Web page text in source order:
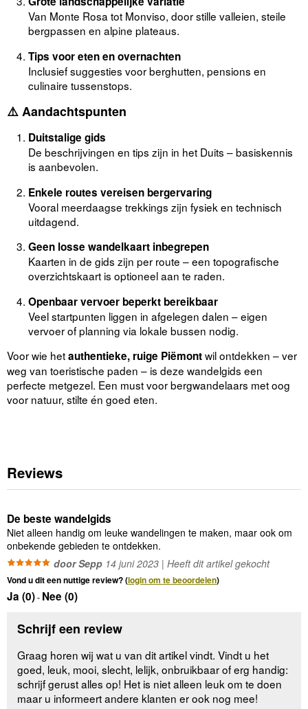
Van Monte Rosa tot Monviso, door stille valleien, steile
bergpassen en alpine plateaus.
Tips voor eten en overnachten
Inclusief suggesties voor berghutten, pensions en
culinaire tussenstops.
⚠️Aandachtspunten
Duitstalige gids
De beschrijvingen en tips zijn in het Duits – basiskennis
is aanbevolen.
Enkele routes vereisen bergervaring
Vooral meerdaagse trekkings zijn fysiek en technisch
uitdagend.
Geen losse wandelkaart inbegrepen
Kaarten in de gids zijn per route – een topografische
overzichtskaart is optioneel aan te raden.
Openbaar vervoer beperkt bereikbaar
Veel startpunten liggen in afgelegen dalen – eigen
vervoer of planning via lokale bussen nodig.
Voor wie hetauthentieke, ruige Piëmontwil ontdekken – ver
weg van toeristische paden – is deze wandelgids een
perfecte metgezel. Een must voor bergwandelaars met oog
voor natuur, stilte én goed eten.
Reviews
De beste wandelgids
Niet alleen handig om leuke wandelingen te maken, maar ook om
onbekende gebieden te ontdekken.
door Sepp 14 juni 2023 | Heeft dit artikel gekocht
Vond u dit een nuttige review? (login om te beoordelen)
Ja (0)- Nee (0)
Schrijf een review
Graag horen wij wat u van dit artikel vindt. Vindt u het
goed, leuk, mooi, slecht, lelijk, onbruikbaar of erg handig:
schrijf gerust alles op! Het is niet alleen leuk om te doen
maar u informeert andere klanten er ook nog mee!